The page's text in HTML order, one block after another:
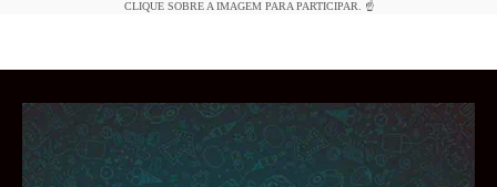
CLIQUE SOBRE A IMAGEM PARA PARTICIPAR. ☝️